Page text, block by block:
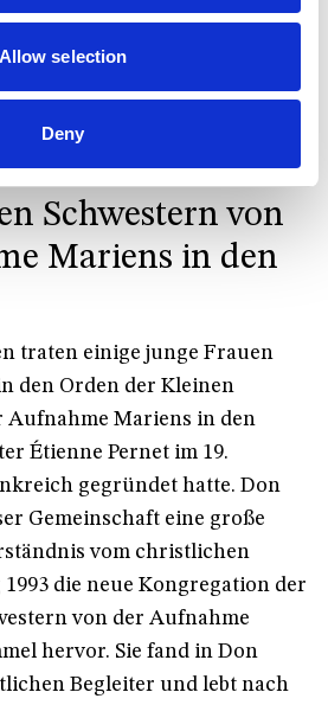
Allow selection
Deny
des Evangeliums und
christlichen Glauben dienen.
der
Schwestern von
Mariens in den
traten einige junge Frauen
den Orden der Kleinen
Aufnahme Mariens in den
Étienne Pernet im 19.
gegründet hatte. Don
Gemeinschaft eine große
vom christlichen
die neue Kongregation der
von der Aufnahme
hervor. Sie fand in Don
Begleiter und lebt nach